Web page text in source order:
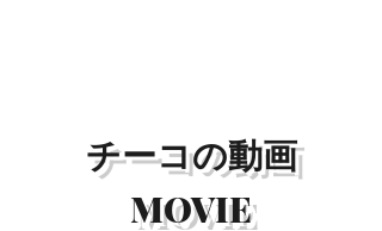
チーコの動画
MOVIE